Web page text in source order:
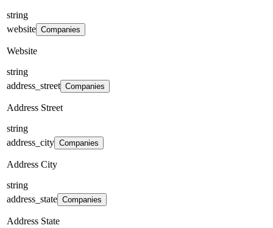
string
website Companies
Website
string
address_street Companies
Address Street
string
address_city Companies
Address City
string
address_state Companies
Address State